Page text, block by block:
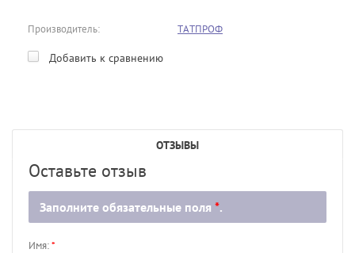
Производитель: ТАТПРОФ
Добавить к сравнению
ОТЗЫВЫ
Оставьте отзыв
Заполните обязательные поля *.
Имя:*